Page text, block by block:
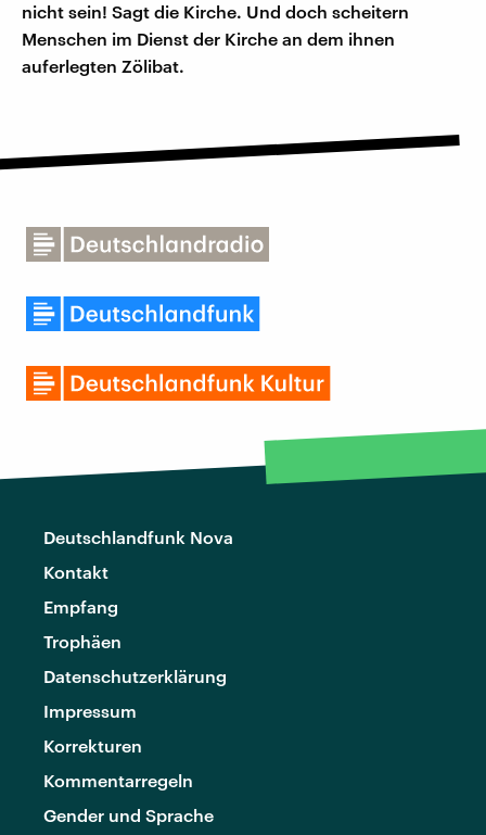
nicht sein! Sagt die Kirche. Und doch scheitern
Menschen im Dienst der Kirche an dem ihnen
auferlegten Zölibat.
Deutschlandfunk Nova
Kontakt
Empfang
Trophäen
Datenschutzerklärung
Impressum
Korrekturen
Kommentarregeln
Gender und Sprache